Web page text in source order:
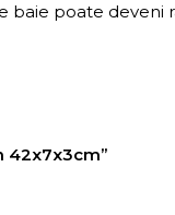
baie poate
42x7x3cm”